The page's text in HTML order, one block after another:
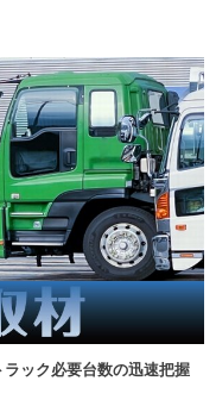
ラック必要台数の迅速把握